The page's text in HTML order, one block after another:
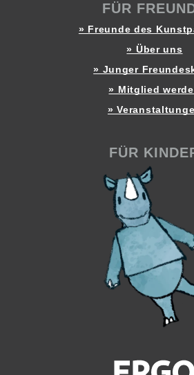
FÜR
» Freunde des
» Über uns
» Junger
» Mitglied
»
FÜR